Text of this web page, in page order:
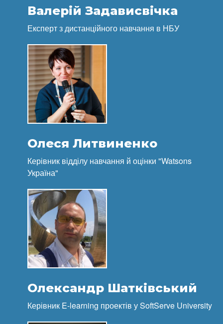
Валерій Задависвічка
Експерт з дистанційного навчання в НБУ
Олеся Литвиненко
Керівник відділу навчання й оцінки "Watsons
Україна"
Олександр Шатківський
Керівник E-learning проектів у SoftServe University